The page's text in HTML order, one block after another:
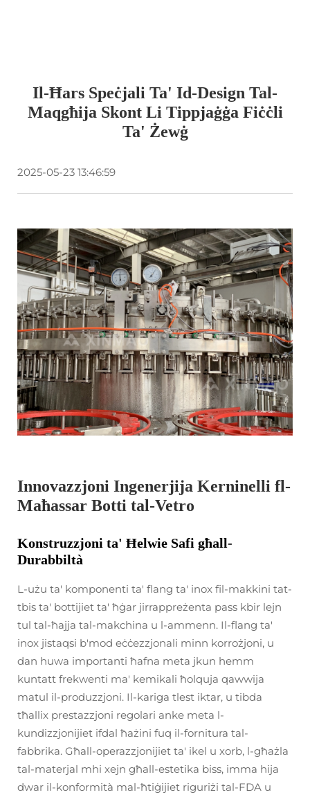
Il-Ħars Speċjali Ta' Id-Design Tal-
Maqgħija Skont Li Tippjaġġa Fiċċli
Ta' Żewġ
2025-05-23 13:46:59
Innovazzjoni Ingenerjija Kerninelli fl-
Maħassar Botti tal-Vetro
Konstruzzjoni ta' Ħelwie Safi għall-
Durabbiltà
L-użu ta' komponenti ta' flang ta' inox fil-makkini tat-
tbis ta' bottijiet ta' ħġar jirrappreżenta pass kbir lejn
tul tal-ħajja tal-makchina u l-ammenn. Il-flang ta'
inox jistaqsi b'mod eċċezzjonali minn korrożjoni, u
dan huwa importanti ħafna meta jkun hemm
kuntatt frekwenti ma' kemikali ħolquja qawwija
matul il-produzzjoni. Il-kariga tlest iktar, u tibda
tħallix prestazzjoni regolari anke meta l-
kundizzjonijiet ifdal ħażini fuq il-fornitura tal-
fabbrika. Għall-operazzjonijiet ta' ikel u xorb, l-għażla
tal-materjal mhi xejn għall-estetika biss, imma hija
dwar il-konformità mal-ħtiġijiet riguriżi tal-FDA u